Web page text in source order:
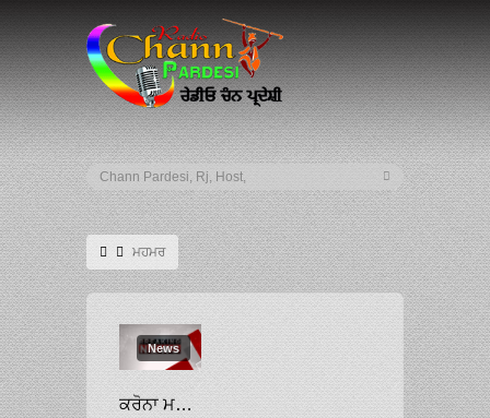
ਮਹਮਰ
News
ਕਰੋਨਾ ਮਹਾਮਾਰੀ ਵਿੱਚ ਸੇਵਾਵਾਂ ਨਿਭਾਉਣ ਵਾਲੇ ਮੁਲਾਜ਼ਮਾਂ ਦੇ ਹੱਕ ਵਿੱਚ ਨਿੱਤਰੇ ਰਾਜਾ ਵੜਿੰਗ